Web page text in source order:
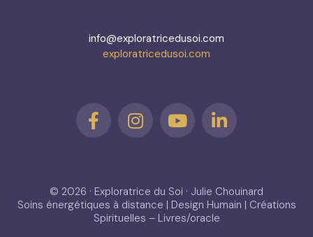
info@exploratricedusoi.com
exploratricedusoi.com
© 2026 · Exploratrice du Soi · Julie Chouinard
Soins énergétiques à distance | Design Humain | Créations
Spirituelles – Livres/oracle